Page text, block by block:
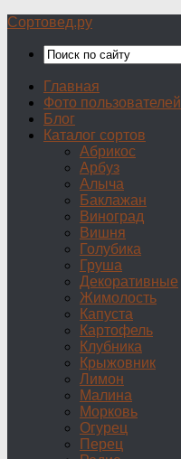
Сортовед.ру
Главная
Фото пользователей
Блог
Каталог сортов
Абрикос
Арбуз
Алыча
Баклажан
Виноград
Вишня
Голубика
Груша
Декоративные
Жимолость
Капуста
Картофель
Клубника
Крыжовник
Лимон
Малина
Морковь
Огурец
Перец